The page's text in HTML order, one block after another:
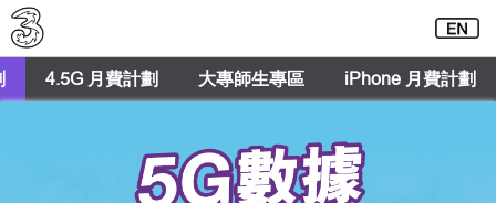
4.5G 月費計劃 大專師生專區 iPhone 月費計劃